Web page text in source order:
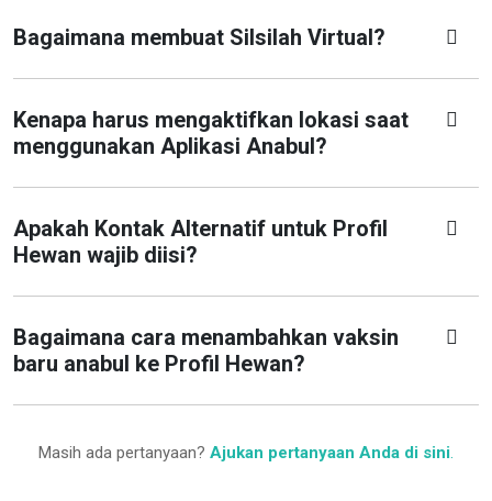
Bagaimana membuat Silsilah Virtual?
Kenapa harus mengaktifkan lokasi saat
menggunakan Aplikasi Anabul?
Apakah Kontak Alternatif untuk Profil
Hewan wajib diisi?
Bagaimana cara menambahkan vaksin
baru anabul ke Profil Hewan?
Masih ada pertanyaan? Ajukan pertanyaan Anda di sini.